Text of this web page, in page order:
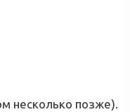
несколько позже).